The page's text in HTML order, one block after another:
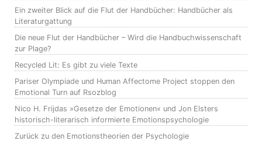
Ein zweiter Blick auf die Flut der Handbücher: Handbücher als
Literaturgattung
Die neue Flut der Handbücher – Wird die Handbuchwissenschaft
zur Plage?
Recycled Lit: Es gibt zu viele Texte
Pariser Olympiade und Human Affectome Project stoppen den
Emotional Turn auf Rsozblog
Nico H. Frijdas »Gesetze der Emotionen« und Jon Elsters
historisch-literarisch informierte Emotionspsychologie
Zurück zu den Emotionstheorien der Psychologie